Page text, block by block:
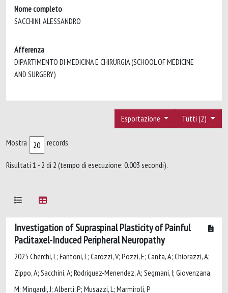
Nome completo
SACCHINI, ALESSANDRO
Afferenza
DIPARTIMENTO DI MEDICINA E CHIRURGIA (SCHOOL OF MEDICINE
AND SURGERY)
Tutti (2)
Esportazione
Mostra records
Risultati 1 - 2 di 2 (tempo di esecuzione: 0.003 secondi).
Investigation of Supraspinal Plasticity of Painful
Paclitaxel-Induced Peripheral Neuropathy
2025 Cherchi, L; Fantoni, L; Carozzi, V; Pozzi, E; Canta, A; Chiorazzi, A;
Zippo, A; Sacchini, A; Rodriguez-Menendez, A; Segmani, I; Giovenzana,
M; Mingardi, J; Alberti, P; Musazzi, L; Marmiroli, P